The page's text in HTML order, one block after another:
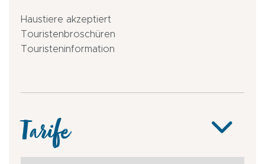
Haustiere akzeptiert
Touristenbroschüren
Touristeninformation
Tarife